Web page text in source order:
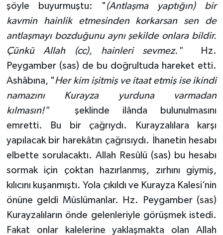
şöyle buyurmuştu: " (Antlaşma yaptığın) bir
kavmin hainlik etmesinden korkarsan sen de
antlaşmayı bozduğunu aynı şekilde onlara bildir.
Çünkü Allah (cc), hainleri sevmez."Hz.
Peygamber (sas) de bu doğrultuda hareket etti.
Ashâbına, "Her kim işitmiş ve itaat etmiş ise ikindi
namazını Kurayza yurduna varmadan
kılmasın!" şeklinde ilânda bulunulmasını
emretti. Bu bir çağrıydı. Kurayzalılara karşı
yapılacak bir harekâtın çağrısıydı. İhanetin hesabı
elbette sorulacaktı. Allah Resûlü (sas) bu hesabı
sormak için çoktan hazırlanmış, zırhını giymiş,
kılıcını kuşanmıştı. Yola çıkıldı ve Kurayza Kalesi’nin
önüne geldi Müslümanlar. Hz. Peygamber (sas)
Kurayzalıların önde gelenleriyle görüşmek istedi.
Fakat onlar kalelerine yaklaşmakta olan Allah